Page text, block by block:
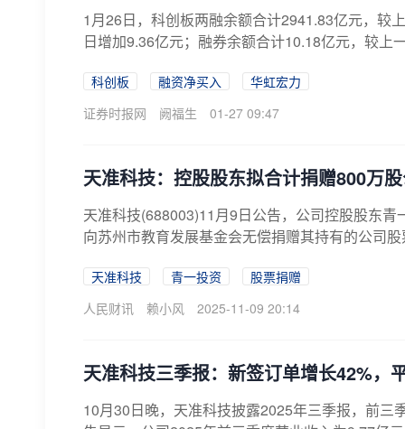
1月26日，科创板两融余额合计2941.83亿元，较
日增加9.36亿元；融券余额合计10.18亿元，较上
科创板 融资净买入
华虹宏力
证券时报网
阙福生 01-27 09:47
天准科技：控股股东拟合计捐赠800万
天准科技(688003)11月9日公告，公司控股股东
向苏州市教育发展基金会无偿捐赠其持有的公司
天准科技 青一投资
股票捐赠
人民财讯
赖小风 2025-11-09 20:14
天准科技三季报：新签订单增长42%，
10月30日晚，天准科技披露2025年三季报，前